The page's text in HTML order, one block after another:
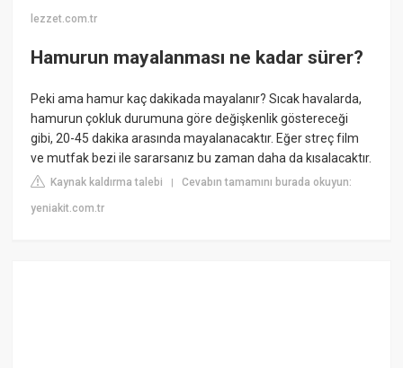
lezzet.com.tr
Hamurun mayalanması ne kadar sürer?
Peki ama hamur kaç dakikada mayalanır? Sıcak havalarda,
hamurun çokluk durumuna göre değişkenlik göstereceği
gibi, 20-45 dakika arasında mayalanacaktır. Eğer streç film
ve mutfak bezi ile sararsanız bu zaman daha da kısalacaktır.
Kaynak kaldırma talebi |Cevabın tamamını burada okuyun:
yeniakit.com.tr